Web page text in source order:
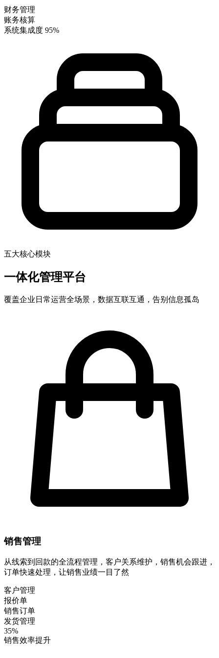
财务管理
账务核算
系统集成度 95%
五大核心模块
一体化管理平台
覆盖企业日常运营全场景，数据互联互通，告别信息孤岛
销售管理
从线索到回款的全流程管理，客户关系维护，销售机会跟进，
订单快速处理，让销售业绩一目了然
客户管理
报价单
销售订单
发货管理
35%
销售效率提升